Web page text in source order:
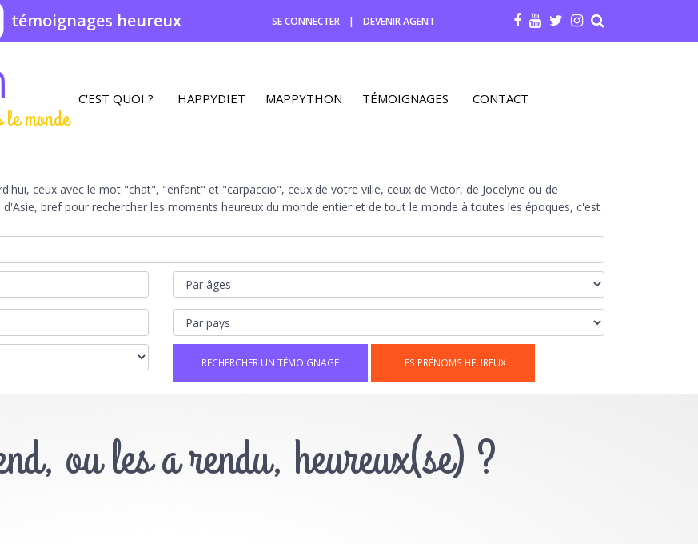
témoignages heureux SE CONNECTER | DEVENIR AGENT
monde
C'EST QUOI ? HAPPYDIET MAPPYTHON TÉMOIGNAGES CONTACT
ceux avec le mot "chat", "enfant" et "carpaccio", ceux de votre ville, ceux de Victor, de Jocelyne ou de
bref pour rechercher les moments heureux du monde entier et de tout le monde à toutes les époques, c'est
LES PRÉNOMS HEUREUX
ou les a rendu, heureux(se) ?